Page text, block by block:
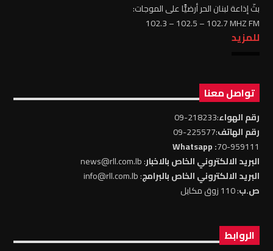
بثّ إذاعة لبنان الحر أرضيًّا على الموجات:
102.3 – 102.5 – 102.7 MHZ FM
للمزيد
تواصل معنا
رقم الهواء:218233-09
رقم الهاتف:225577-09
70-959111
: Whatsapp
البريد الالكتروني الخاص بالاخبار: news@rll.com.lb
البريد الالكتروني الخاص بالبرامج: info@rll.com.lb
ص.ب: 110 زوق مكايل
الروابط